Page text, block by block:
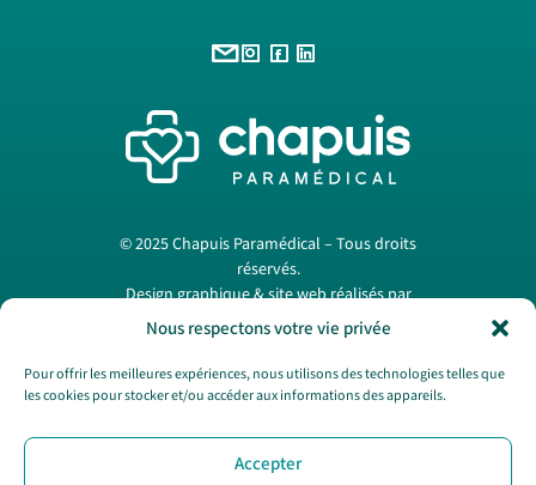
Nous respectons votre vie privée
Pour offrir les meilleures expériences, nous utilisons des technologies telles que
les cookies pour stocker et/ou accéder aux informations des appareils.
Accepter
© 2025 Chapuis Paramédical – Tous droits
réservés.
Design graphique & site web réalisés par
Papermint Création . —Mentions légales
Nous contacter